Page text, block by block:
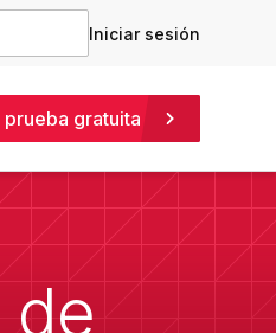
Iniciar sesión
prueba gratuita